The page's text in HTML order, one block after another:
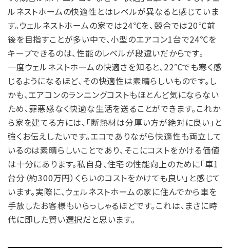
ルネストホームの快適性とはレベルが異なると感じていま
す。ウェルネストホームの家では24℃を、競合では20℃前
後を目指すことが多い中で、小型のエアコン1台で24℃を
キープできるのは、性能のレベルが段違いだからです。
一度ウェルネストホームの快適さを知ると、22℃でも寒く感
じるようになるほど、その快適性は素晴らしいものです。し
かも、エアコンのランニングコストもほとんど気にならない
ため、罪悪感なく快適な生活を送ることができます。これか
ら家を建てる方には、「断熱材は分厚い方が絶対に良い」と
強くお伝えしたいです。エコでありながら快適性も両立して
いるのは素晴らしいことであり、そこにコストをかける価値
は十分にあります。私自身、住宅の性能向上のために「車1
台分（約300万円）くらいのコストをかけても良い」と感じて
います。実際に、ウェルネストホームの家に住んでから車を
手放したお客様もいらっしゃるほどです。これは、まさに時
代に即した賢い選択だと思います。